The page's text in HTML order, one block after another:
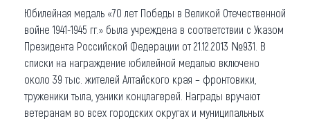
Юбилейная медаль «70 лет Победы в Великой Отечественной
войне 1941-1945 гг.» была учреждена в соответствии с Указом
Президента Российской Федерации от 21.12.2013 №931. В
списки на награждение юбилейной медалью включено
около 39 тыс. жителей Алтайского края – фронтовики,
труженики тыла, узники концлагерей. Награды вручают
ветеранам во всех городских округах и муниципальных